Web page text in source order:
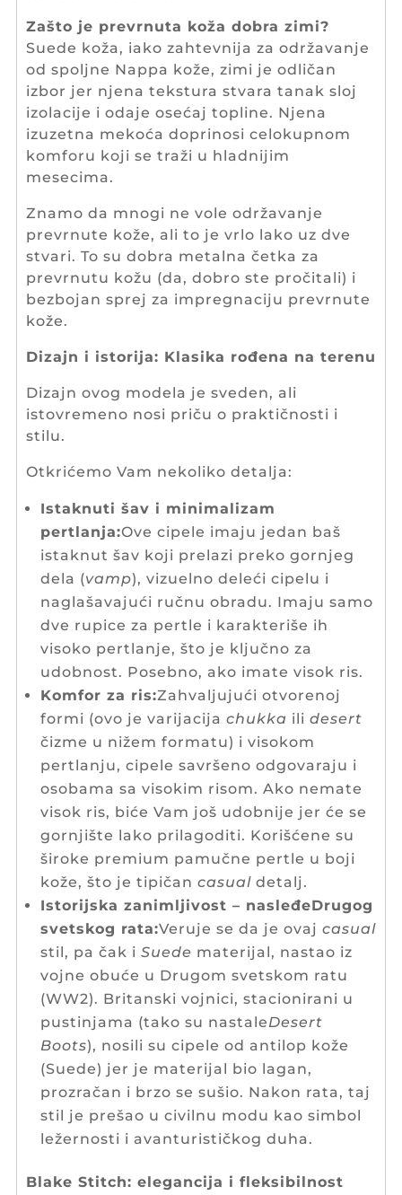
Zašto je prevrnuta koža dobra zimi?
Suede koža, iako zahtevnija za održavanje
od spoljne Nappa kože, zimi je odličan
izbor jer njena tekstura stvara tanak sloj
izolacije i odaje osećaj topline. Njena
izuzetna mekoća doprinosi celokupnom
komforu koji se traži u hladnijim
mesecima.
Znamo da mnogi ne vole održavanje
prevrnute kože, ali to je vrlo lako uz dve
stvari. To su dobra metalna četka za
prevrnutu kožu (da, dobro ste pročitali) i
bezbojan sprej za impregnaciju prevrnute
kože.
Dizajn i istorija: Klasika rođena na terenu
Dizajn ovog modela je sveden, ali
istovremeno nosi priču o praktičnosti i
stilu.
Otkrićemo Vam nekoliko detalja:
Istaknuti šav i minimalizam
pertlanja:Ove cipele imaju jedan baš
istaknut šav koji prelazi preko gornjeg
dela (vamp), vizuelno deleći cipelu i
naglašavajući ručnu obradu. Imaju samo
dve rupice za pertle i karakteriše ih
visoko pertlanje, što je ključno za
udobnost. Posebno, ako imate visok ris.
Komfor za ris:Zahvaljujući otvorenoj
formi (ovo je varijacija chukka ili desert
čizme u nižem formatu) i visokom
pertlanju, cipele savršeno odgovaraju i
osobama sa visokim risom. Ako nemate
visok ris, biće Vam još udobnije jer će se
gornjište lako prilagoditi. Korišćene su
široke premium pamučne pertle u boji
kože, što je tipičan casualdetalj.
Istorijska zanimljivost – nasleđeDrugog
svetskog rata:Veruje se da je ovaj casual
stil, pa čak i Suede materijal, nastao iz
vojne obuće u Drugom svetskom ratu
(WW2). Britanski vojnici, stacionirani u
pustinjama (tako su nastaleDesert
Boots), nosili su cipele od antilop kože
(Suede) jer je materijal bio lagan,
prozračan i brzo se sušio. Nakon rata, taj
stil je prešao u civilnu modu kao simbol
ležernosti i avanturističkog duha.
Blake Stitch: elegancija i fleksibilnost